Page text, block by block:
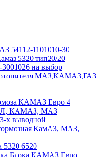
54112-1101010-30
5320 тип20/20
на выбор
отопителя МАЗ,КАМАЗ,ГАЗ
КАМАЗ Евро 4
КАМАЗ, МАЗ
х выводной
КамАЗ, МАЗ,
6520
Блока КАМАЗ Евро